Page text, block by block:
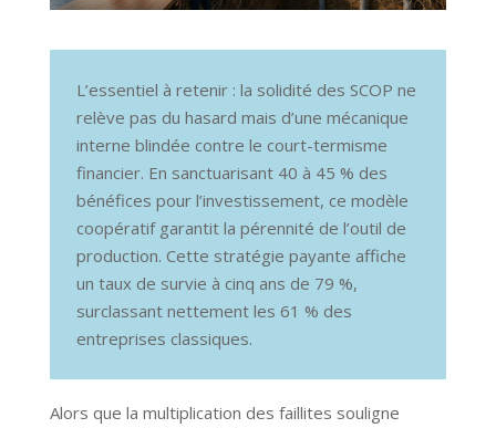
L’essentiel à retenir : la solidité des SCOP ne
relève pas du hasard mais d’une mécanique
interne blindée contre le court-termisme
financier. En sanctuarisant 40 à 45 % des
bénéfices pour l’investissement, ce modèle
coopératif garantit la pérennité de l’outil de
production. Cette stratégie payante affiche
un taux de survie à cinq ans de 79 %,
surclassant nettement les 61 % des
entreprises classiques.
Alors que la multiplication des faillites souligne